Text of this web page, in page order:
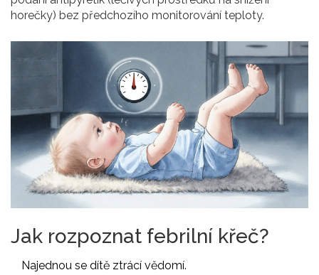
horečky) bez předchozího monitorování teploty.
Jak rozpoznat febrilní křeč?
Najednou se dítě ztrácí vědomí.